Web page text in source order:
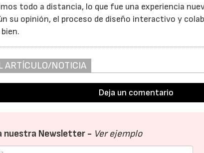
todo a distancia, lo que fue una experiencia
su opinión, el proceso de diseño interactivo y
ARTÍCULO/NOTICIA
Deja un comentario
nuestra Newsletter - Ver ejemplo